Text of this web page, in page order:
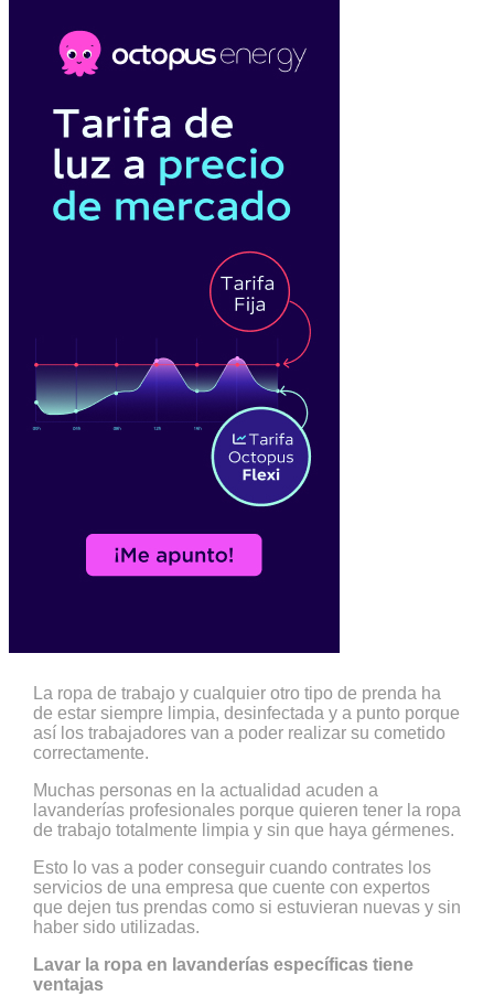
La ropa de trabajo y cualquier otro tipo de prenda ha
de estar siempre limpia, desinfectada y a punto porque
así los trabajadores van a poder realizar su cometido
correctamente.
Muchas personas en la actualidad acuden a
lavanderías profesionales porque quieren tener la ropa
de trabajo totalmente limpia y sin que haya gérmenes.
Esto lo vas a poder conseguir cuando contrates los
servicios de una empresa que cuente con expertos
que dejen tus prendas como si estuvieran nuevas y sin
haber sido utilizadas.
Lavar la ropa en lavanderías específicas tiene
ventajas